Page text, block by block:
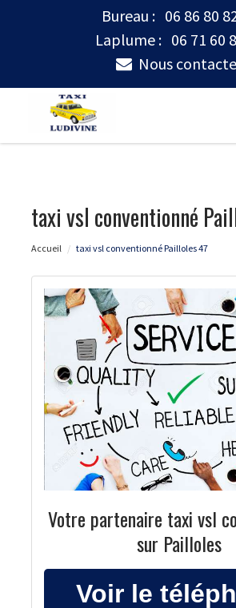
Bureau : 06 86 80
Laplume : 06 71 60
Nous
taxi vsl conventionné
Accueil taxi vsl conventionné Pailloles 47
Votre partenaire taxi vsl
sur Pailloles